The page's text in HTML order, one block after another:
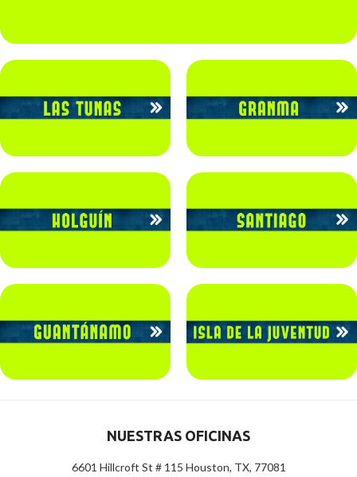
NUESTRAS OFICINAS
6601 Hillcroft St # 115 Houston, TX, 77081